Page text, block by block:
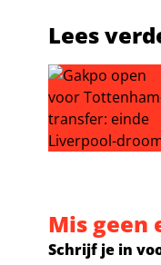
Lees
Mis geen
Schrijf je in